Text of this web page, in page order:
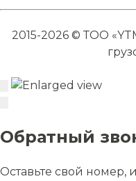
2015-2026 © ТОО
Обратный
Оставьте свой номер,